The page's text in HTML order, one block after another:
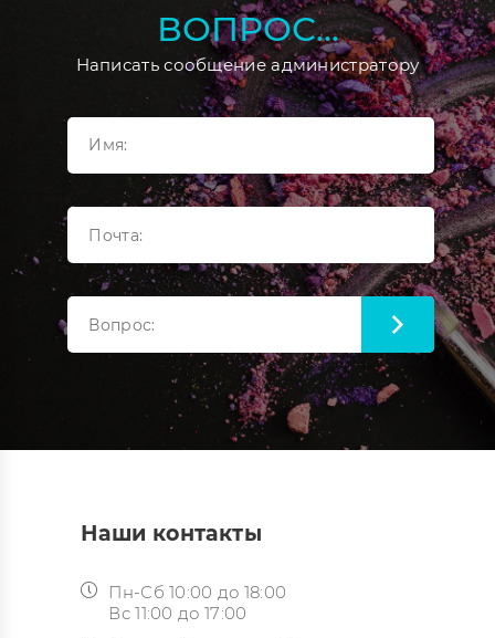
ВОПРОС...
Написать сообщение администратору
Наши контакты
Пн-Сб 10:00 до 18:00
Вс 11:00 до 17:00